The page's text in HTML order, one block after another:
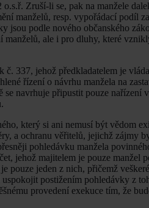
Zruší-li se, pak na manžele
manželů, resp. vypořádací podíl
jsou podle nového občanského
ale i pro dluhy, které
337, jehož předkladatelem je
řízení o návrhu manžela na
navrhuje připustit pouze nařízení
který si ani nemusí být vědom
a ochranu věřitelů, jejichž zájmy
pohledávku manžela
jehož majitelem je pouze manžel
pouze jeden z nich, přičemž
uspokojit postižením pohledávky z
provedení exekuce tím, že